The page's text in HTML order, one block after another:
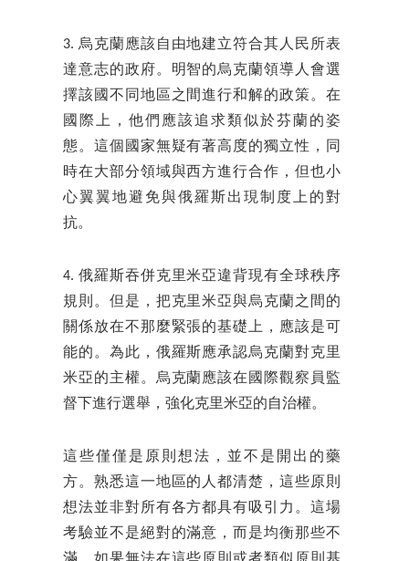
3. 烏克蘭應該自由地建立符合其人民所表
達意志的政府。明智的烏克蘭領導人會選
擇該國不同地區之間進行和解的政策。在
國際上，他們應該追求類似於芬蘭的姿
態。這個國家無疑有著高度的獨立性，同
時在大部分領域與西方進行合作，但也小
心翼翼地避免與俄羅斯出現制度上的對
抗。
4. 俄羅斯吞併克里米亞違背現有全球秩序
規則。但是，把克里米亞與烏克蘭之間的
關係放在不那麼緊張的基礎上，應該是可
能的。為此，俄羅斯應承認烏克蘭對克里
米亞的主權。烏克蘭應該在國際觀察員監
督下進行選舉，強化克里米亞的自治權。
這些僅僅是原則想法，並不是開出的藥
方。熟悉這一地區的人都清楚，這些原則
想法並非對所有各方都具有吸引力。這場
考驗並不是絕對的滿意，而是均衡那些不